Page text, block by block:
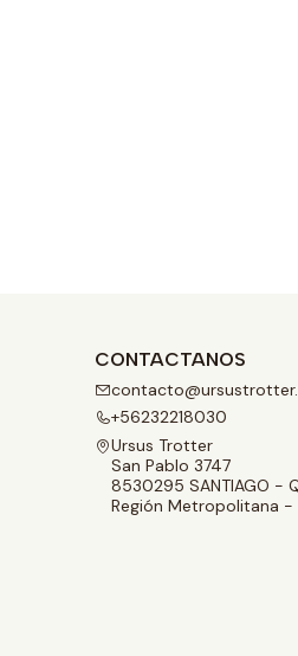
CONTACTANOS
+56232218030
Ursus Trotter
San Pablo 3747
8530295 SANTIAGO -
Región Metropolitana -